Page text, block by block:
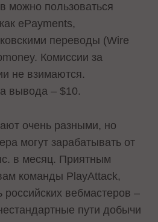
можно пользоваться
ePayments,
переводы (Wire
Комиссии за
не взимаются.
вывода – $10.
очень разными, но
могут зарабатывать от
в месяц. Приятным
команды PlayAttack,
российских вебмастеров –
пути добычи